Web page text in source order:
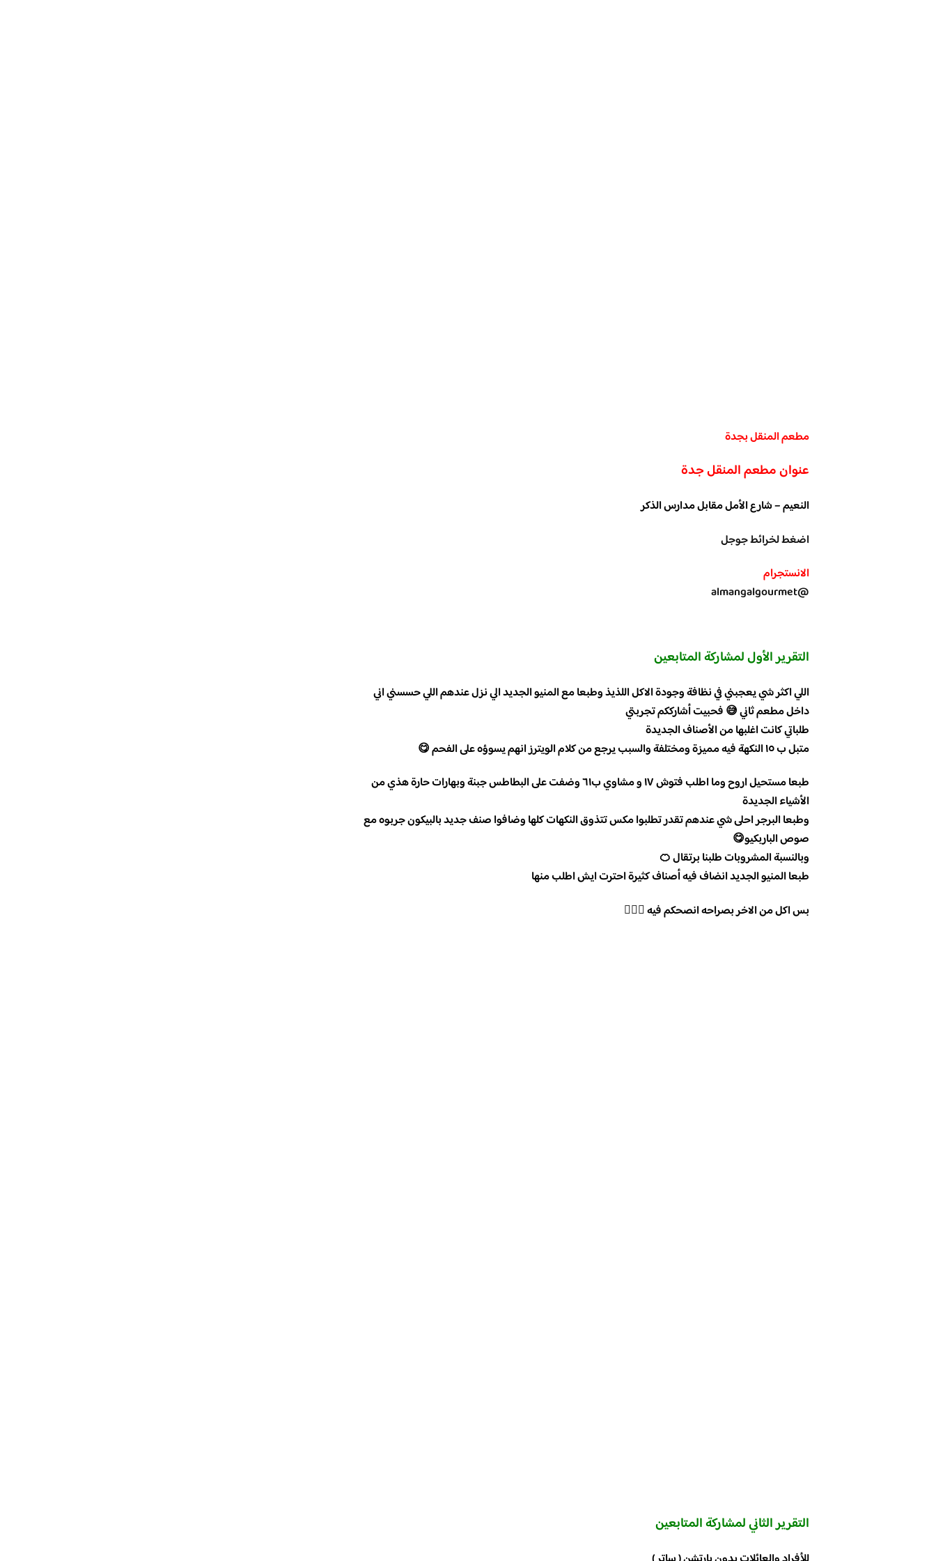
مطعم المنقل بجدة
عنوان مطعم المنقل جدة
النعيم – شارع الأمل مقابل مدارس الذكر
اضغط لخرائط جوجل
الانستجرام
@almangalgourmet
التقرير الأول لمشاركة المتابعين
اللي اكثر شي يعجبني في نظافة وجودة الاكل اللذيذ وطبعا مع المنيو الجديد الي نزل عندهم اللي حسسني اني
داخل مطعم ثاني 😅 فحبيت أشارككم تجربتي
طلباتي كانت اغلبها من الأصناف الجديدة
متبل ب ١٥ النكهة فيه مميزة ومختلفة والسبب يرجع من كلام الويترز انهم يسوؤه على الفحم 😋
طبعا مستحيل اروح وما اطلب فتوش ١٧ و مشاوي ب٦١ وضفت على البطاطس جبنة وبهارات حارة هذي من
الأشياء الجديدة
وطبعا البرجر احلى شي عندهم تقدر تطلبوا مكس تتذوق النكهات كلها وضافوا صنف جديد بالبيكون جربوه مع
صوص الباربكيو😋
وبالنسبة المشروبات طلبنا برتقال 🍊
طبعا المنيو الجديد انضاف فيه أصناف كثيرة احترت ايش اطلب منها
بس اكل من الاخر بصراحه انصحكم فيه 👍🏻🌹
التقرير الثاني لمشاركة المتابعين